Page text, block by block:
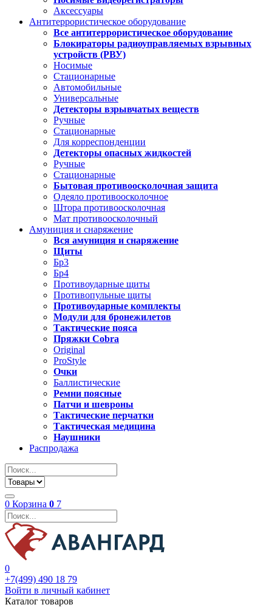
Аксессуары
Антитеррористическое оборудование
Все антитеррористическое оборудование
Блокираторы радиоуправляемых взрывных
устройств (РВУ)
Носимые
Стационарные
Автомобильные
Универсальные
Детекторы взрывчатых веществ
Ручные
Стационарные
Для корреспонденции
Детекторы опасных жидкостей
Ручные
Стационарные
Бытовая противоосколочная защита
Одеяло противоосколочное
Штора противоосколочная
Мат противоосколочный
Амуниция и снаряжение
Вся амуниция и снаряжение
Щиты
Бр3
Бр4
Противоударные щиты
Противопульные щиты
Противоударные комплекты
Модули для бронежилетов
Тактические пояса
Пряжки Cobra
Original
ProStyle
Очки
Баллистические
Ремни поясные
Патчи и шевроны
Тактические перчатки
Тактическая медицина
Наушники
Распродажа
0 Корзина 0 7
0
+7(499) 490 18 79
Войти в личный кабинет
Каталог товаров